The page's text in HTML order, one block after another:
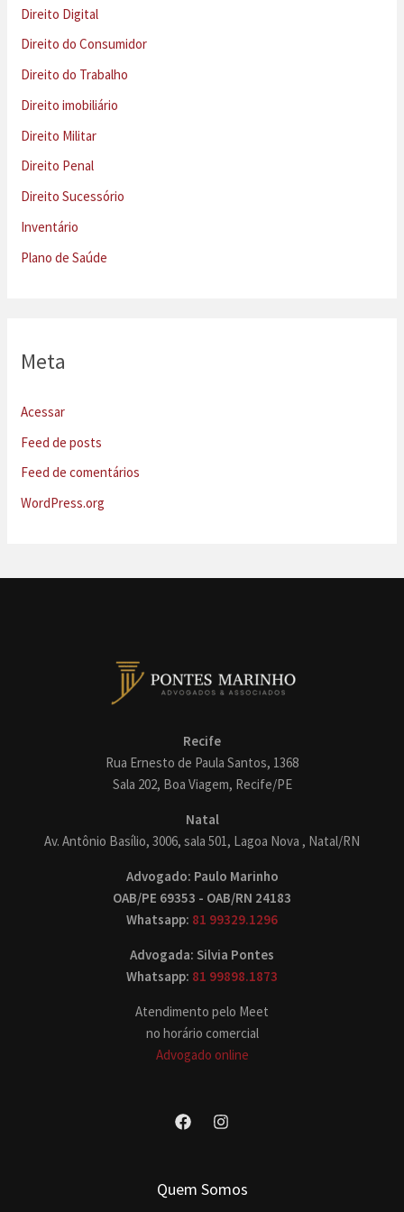
Direito Digital
Direito do Consumidor
Direito do Trabalho
Direito imobiliário
Direito Militar
Direito Penal
Direito Sucessório
Inventário
Plano de Saúde
Meta
Acessar
Feed de posts
Feed de comentários
WordPress.org
Recife
Rua Ernesto de Paula Santos, 1368
Sala 202, Boa Viagem, Recife/PE
Natal
Av. Antônio Basílio, 3006, sala 501, Lagoa Nova , Natal/RN
Advogado: Paulo Marinho
OAB/PE 69353 - OAB/RN 24183
Whatsapp: 81 99329.1296
Advogada: Silvia Pontes
Whatsapp: 81 99898.1873
Atendimento pelo Meet
no horário comercial
Advogado online
Quem Somos